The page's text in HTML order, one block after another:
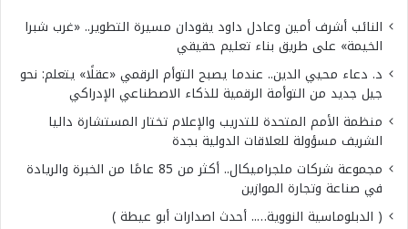
النائب أشرف أمين وعادل داود يقودان مسيرة التطوير.. «غرب شبرا
الخيمة» على طريق بناء تعليم حقيقي
د. دعاء محيي الدين.. عندما يصبح التوأم الرقمي «عقلًا» يتعلم: نحو
جيل جديد من التوأمة الرقمية للذكاء الاصطناعي الإدراكي
منظمة الأمم المتحدة للتدريب والإعلام تختار المستشارة داليا
الشريف مسؤولة للعلاقات الدولية بجدة
مجموعة شركات ملجراميكال.. أكثر من 85 عامًا من الخبرة والريادة
في صناعة وتجارة الموازين
( الدبلوماسية النووية….. أحدث اصدارات أبو عيطة )